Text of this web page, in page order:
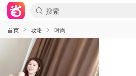
首页 攻略 时尚